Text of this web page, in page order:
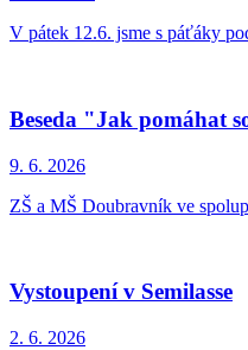
V pátek 12.6. jsme s páťáky
Beseda "Jak pomáhat
9. 6. 2026
ZŠ a MŠ Doubravník ve
Vystoupení v Semilasse
2. 6. 2026